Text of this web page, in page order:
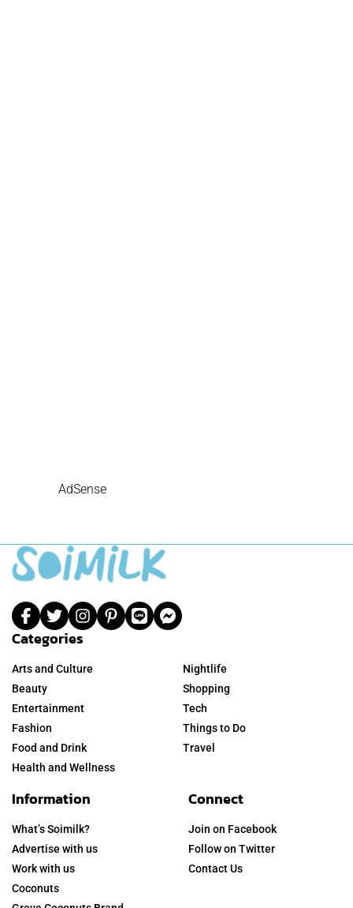
AdSense
Categories
Arts and Culture
Beauty
Entertainment
Fashion
Food and Drink
Health and Wellness
Nightlife
Shopping
Tech
Things to Do
Travel
Information
What’s Soimilk?
Advertise with us
Work with us
Coconuts
Connect
Join on Facebook
Follow on Twitter
Contact Us